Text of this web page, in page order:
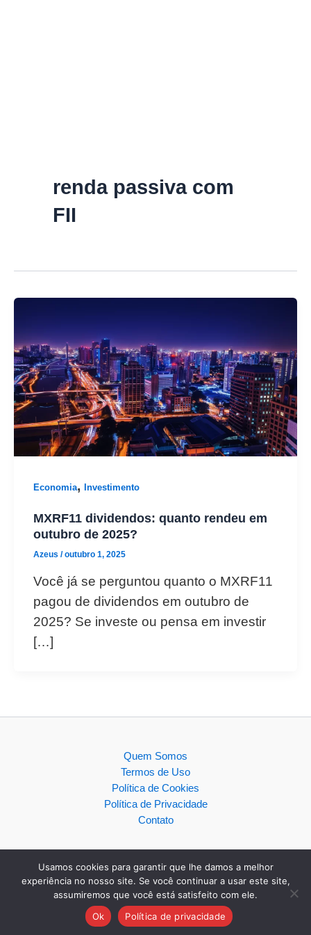
renda passiva com
FII
Economia, Investimento
MXRF11 dividendos: quanto rendeu em
outubro de 2025?
Azeus /outubro 1, 2025
Você já se perguntou quanto o MXRF11
pagou de dividendos em outubro de
2025? Se investe ou pensa em investir
[…]
Quem Somos
Termos de Uso
Política de Cookies
Política de Privacidade
Contato
Copyright © 2026
Usamos cookies para garantir que lhe damos a melhor
experiência no nosso site. Se você continuar a usar este site,
assumiremos que você está satisfeito com ele.
Ok
Política de privacidade